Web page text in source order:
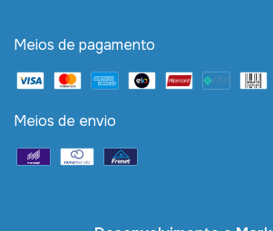
Meios de pagamento
Meios de envio